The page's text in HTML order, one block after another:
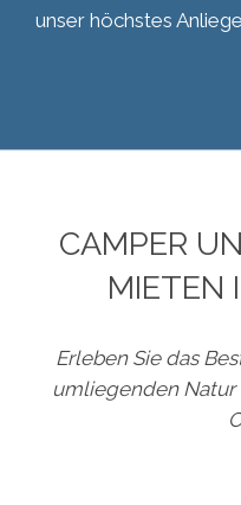
unser höchstes
CAMPER
MIETEN
Erleben Sie das
umliegenden